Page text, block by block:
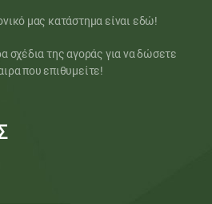
μας κατάστημα είναι εδώ!
σχέδια της αγοράς για να δώσετε
που επιθυμείτε!